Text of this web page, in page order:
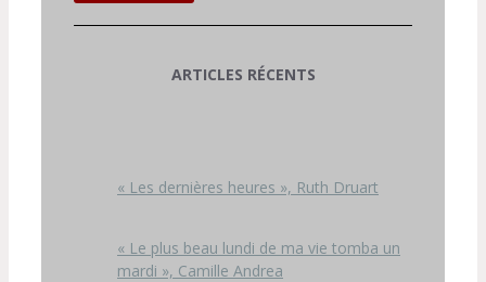
ARTICLES RÉCENTS
« Les dernières heures », Ruth Druart
« Le plus beau lundi de ma vie tomba un
mardi », Camille Andrea